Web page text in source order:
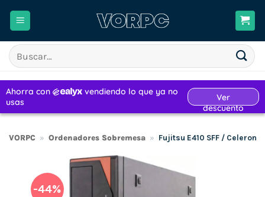
Buscar
por:
VORPC » Ordenadores Sobremesa » Fujitsu E410 SFF / Celeron-
-44%